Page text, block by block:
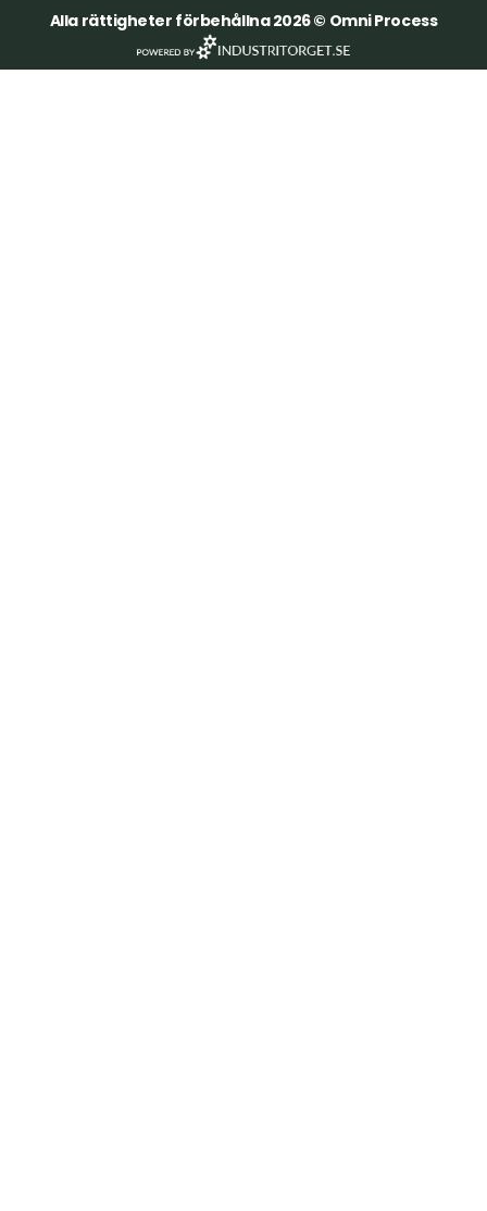
Alla rättigheter förbehållna 2026 © Omni Process